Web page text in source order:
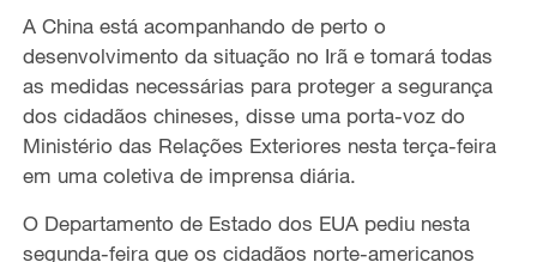
A China está acompanhando de perto o
desenvolvimento da situação no Irã e tomará todas
as medidas necessárias para proteger a segurança
dos cidadãos chineses, disse uma porta-voz do
Ministério das Relações Exteriores nesta terça-feira
em uma coletiva de imprensa diária.
O Departamento de Estado dos EUA pediu nesta
segunda-feira que os cidadãos norte-americanos